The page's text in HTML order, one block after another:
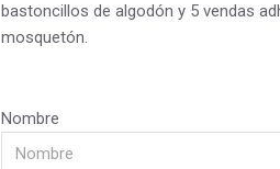
bastoncillos de algodón y 5 vendas
mosquetón.
Nombre